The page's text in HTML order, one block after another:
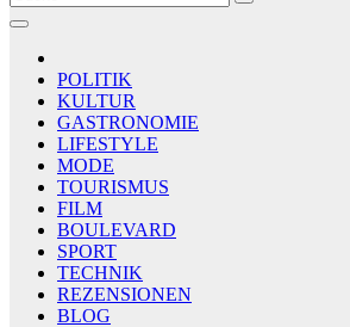
Le Matin
AGENCE DE PRESSE
POLITIK
KULTUR
GASTRONOMIE
LIFESTYLE
MODE
TOURISMUS
FILM
BOULEVARD
SPORT
TECHNIK
REZENSIONEN
BLOG